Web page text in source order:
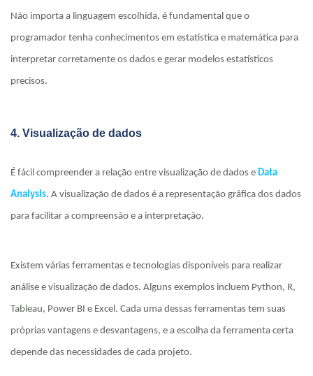
Não importa a linguagem escolhida, é fundamental que o
programador tenha conhecimentos em estatística e matemática para
interpretar corretamente os dados e gerar modelos estatísticos
precisos.
4. Visualização de dados
É fácil compreender a relação entre visualização de dados e Data
Analysis. A visualização de dados é a representação gráfica dos dados
para facilitar a compreensão e a interpretação.
Existem várias ferramentas e tecnologias disponíveis para realizar
análise e visualização de dados. Alguns exemplos incluem Python, R,
Tableau, Power BI e Excel. Cada uma dessas ferramentas tem suas
próprias vantagens e desvantagens, e a escolha da ferramenta certa
depende das necessidades de cada projeto.